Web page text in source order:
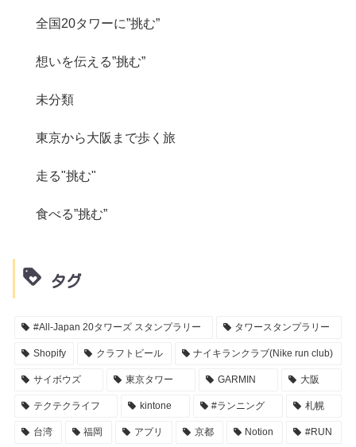
全国20タワーに”挑む”
想いを伝える”挑む”
未分類
東京から大阪まで歩く旅
走る"挑む"
食べる”挑む”
タグ
#All-Japan 20タワーズ スタンプラリー タワースタンプラリー
Shopify クラフトビール ナイキランクラブ(Nike run club)
サイボウズ 東京タワー GARMIN 大阪
テクテクライフ kintone #ランニング 札幌
台湾 福岡 アプリ 京都 Notion #RUN